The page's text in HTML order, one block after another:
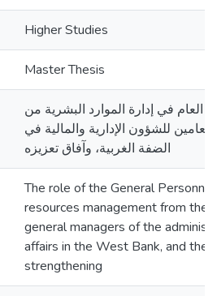
Higher Studies
Master Thesis
العام في إدارة الموارد البشرية من
للشؤون الإدارية والمالية في
الضفة الغربية، وآفاق تعزيزه
The role of the General Personnel
resources management from the
general managers of the
affairs in the West Bank, and the
strengthening